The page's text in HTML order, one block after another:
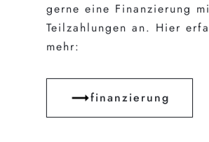
gerne eine Finanzierung
Teilzahlungen an. Hier
mehr:
finanzierung